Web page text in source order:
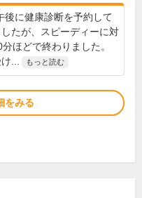
後に健康診断を予約して
たが、スピーディーに対
ほどで終わりました。
...
もっと読む
をみる